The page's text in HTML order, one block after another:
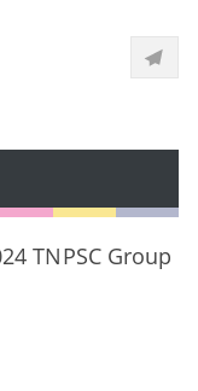
TNPSC Group